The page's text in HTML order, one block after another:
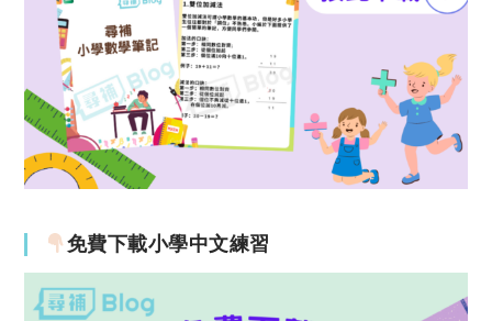
免費下載小學中文練習